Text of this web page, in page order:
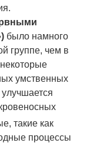
было намного
группе, чем в
умственных
такие как
процессы